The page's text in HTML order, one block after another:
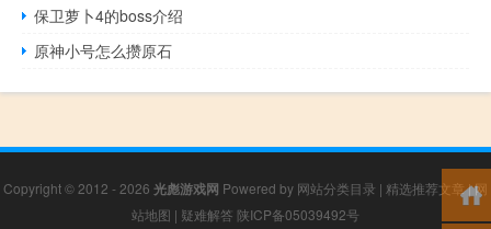
保卫萝卜4的boss介绍
原神小号怎么攒原石
Copyright © 2012 - 2026 光彪游戏网 Powered by 网站分类目录 | 精选推荐文章|网
站地图 | 疑难解答 陕ICP备05039492号